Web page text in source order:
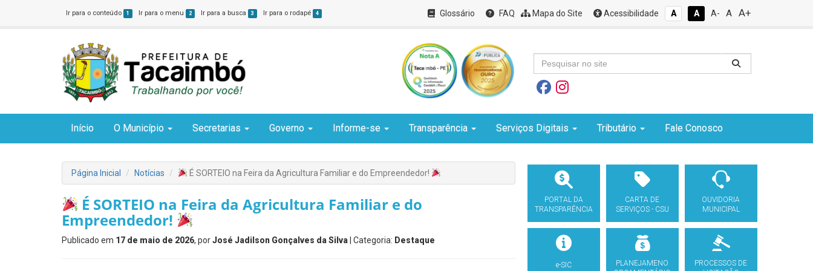
Ir para o conteúdo 1 Ir para o menu 2 Ir para a busca 3 Ir para o rodapé 4 Glossário FAQ Mapa do Site Acessibilidade A A A- A A+
Início O Município Secretarias Governo Informe-se Transparência Serviços Digitais Tributário Fale Conosco
Página Inicial Notícias É SORTEIO na Feira da Agricultura Familiar e do Empreendedor!
É SORTEIO na Feira da Agricultura Familiar e do
Empreendedor!
Publicado em 17 de maio de 2026, porJosé Jadilson Gonçalves da Silva | Categoria: Destaque
PORTAL DA
TRANSPARÊNCIA
CARTA DE
SERVIÇOS - CSU
OUVIDORIA
MUNICIPAL
e-SIC
PLANEJAMENO
PROCESSOS DE